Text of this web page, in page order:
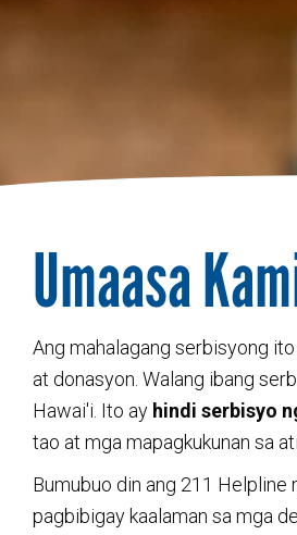
Umaasa
Ang mahalagang serbisyong
at donasyon. Walang ibang
Hawai'i. Ito ay hindi serbisyo
tao at mga mapagkukunan sa
Bumubuo din ang 211 Helpline
pagbibigay kaalaman sa mga